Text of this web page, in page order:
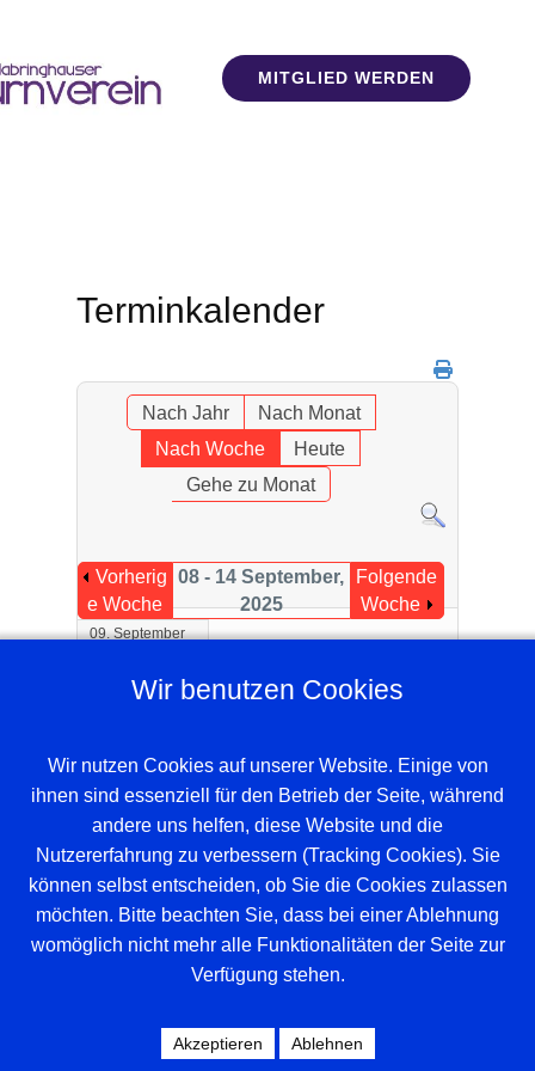
MITGLIED WERDEN
Terminkalender
Nach Jahr
Nach Monat
Nach Woche
Heute
Gehe zu Monat
Vorherig
e Woche
08 - 14 September,
2025
Folgende
Woche
09. September
19:00 - 20:00Vorstandssitzung -
Wir benutzen Cookies
Wir nutzen Cookies auf unserer Website. Einige von
ihnen sind essenziell für den Betrieb der Seite, während
andere uns helfen, diese Website und die
Nutzererfahrung zu verbessern (Tracking Cookies). Sie
können selbst entscheiden, ob Sie die Cookies zulassen
möchten. Bitte beachten Sie, dass bei einer Ablehnung
womöglich nicht mehr alle Funktionalitäten der Seite zur
Verfügung stehen.
Akzeptieren Ablehnen